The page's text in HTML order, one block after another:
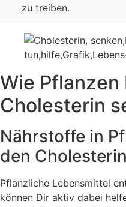
zu treiben.
Wie Pflanzen
Cholesterin
Nährstoffe in
den Cholesterin
Pflanzliche Lebensmittel
können Dir aktiv dabei